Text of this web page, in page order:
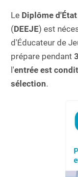
Le Diplôme
(DEEJE) est
d'Éducateur de
prépare pendant
l'entrée est
sélection.